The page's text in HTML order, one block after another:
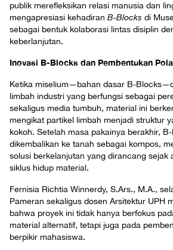
publik merefleksikan relasi manusia dan
mengapresiasi kehadiran B-Blocks di
sebagai bentuk kolaborasi lintas disiplin
keberlanjutan.
Inovasi B-Blocks dan Pembentukan
Ketika miselium—bahan dasar B-
limbah industri yang berfungsi sebagai
sekaligus media tumbuh, material ini
mengikat partikel limbah menjadi struktur
kokoh. Setelah masa pakainya berakhir,
dikembalikan ke tanah sebagai kompos,
solusi berkelanjutan yang dirancang sejak
siklus hidup material.
Fernisia Richtia Winnerdy, S.Ars., M.A.,
Pameran sekaligus dosen Arsitektur UPH
bahwa proyek ini tidak hanya berfokus
material alternatif, tetapi juga pada
berpikir mahasiswa.